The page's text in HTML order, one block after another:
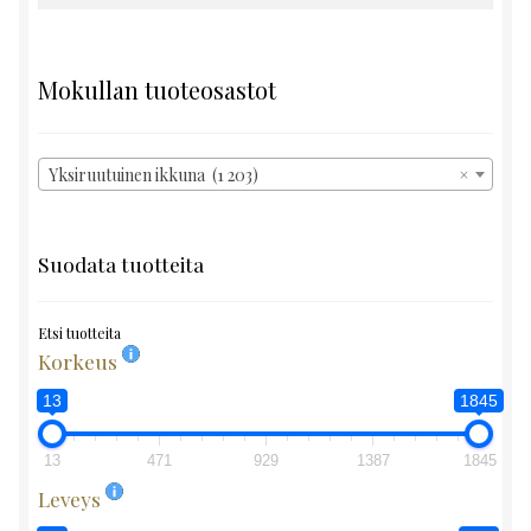
Mokullan tuoteosastot
×
Yksiruutuinen ikkuna (1 203)
Suodata tuotteita
Etsi tuotteita
Korkeus
13 1845
13 471 929 1387 1845
Leveys